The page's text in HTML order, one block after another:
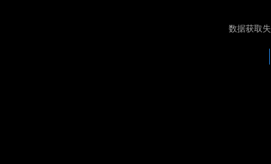
数据获取